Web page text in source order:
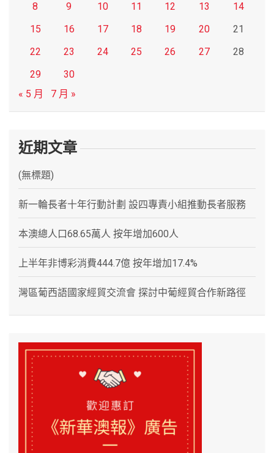
8
9 10 11 12 13
14
15
16 17 18 19 20
21
22
23 24 25 26 27
28
29
30
« 5 月
7 月 »
近期文章
(無標題)
新一輪長者十年行動計劃 設四專責小組推動長者服務
本澳總人口68.65萬人 按年增加600人
上半年非博彩消費444.7億 按年增加17.4%
灣區葡西語國家經貿交流會 探討中葡經貿合作新路徑